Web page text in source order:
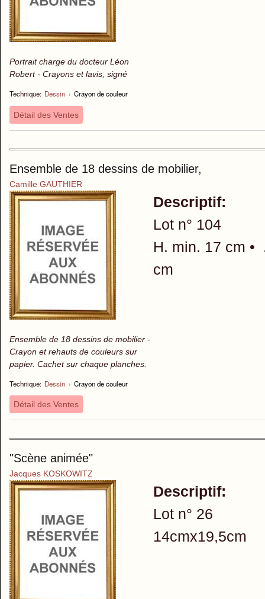
Portrait charge du docteur Léon
Robert - Crayons et lavis, signé
Technique: Dessin › Crayon de couleur
Détail des Ventes
Ensemble de 18 dessins de mobilier,
Camille GAUTHIER
Ensemble de 18 dessins de mobilier -
Crayon et rehauts de couleurs sur
papier. Cachet sur chaque planches.
Technique: Dessin › Crayon de couleur
Descriptif:
Lot n° 104
H. min. 17 cm
cm
Détail des Ventes
"Scène animée"
Jacques KOSKOWITZ
Descriptif:
Lot n° 26
14cmx19,5cm